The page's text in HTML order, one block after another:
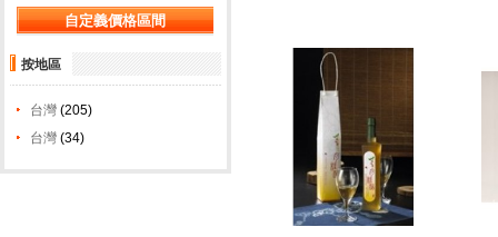
按地區
台灣 (205)
台灣 (34)